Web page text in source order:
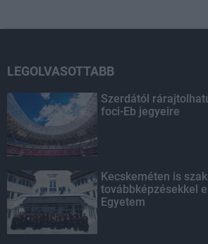
LEGOLVASOTTABB
Szerdától
foci-Eb jegyeire
Kecskeméten is
továbbképzésekkel
Egyetem